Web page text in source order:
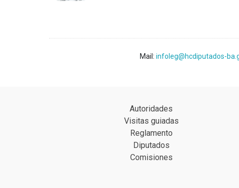
Mail: infoleg@hcdiputados-
Autoridades
Visitas guiadas
Reglamento
Diputados
Comisiones